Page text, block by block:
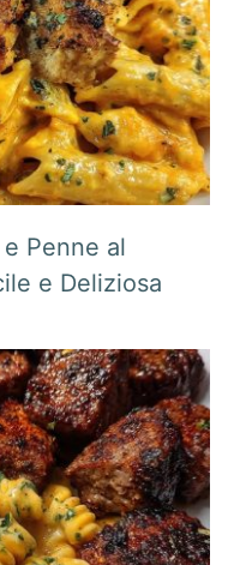
Penne al
e Deliziosa